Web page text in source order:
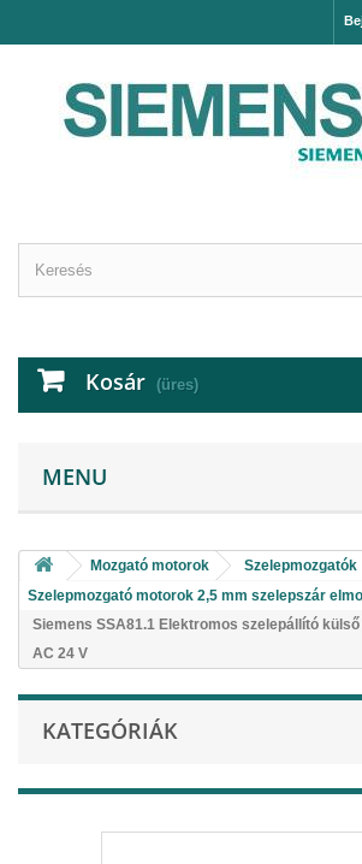
Kosár (üres)
MENU
Mozgató motorok
Szelepmozgatók
Szelepmozgató motorok 2,5 mm szelepszár
Siemens SSA81.1 Elektromos szelepállító
AC 24 V
KATEGÓRIÁK